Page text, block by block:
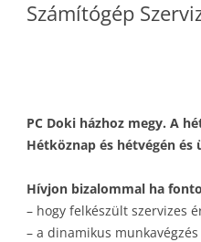
Számítógép
PC Doki házhoz megy. A
Hétköznap és hétvégén
Hívjon bizalommal ha
– hogy felkészült szervizes
– a dinamikus munkavégzés